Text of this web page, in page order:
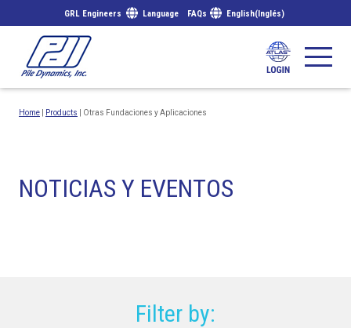
GRL Engineers Language FAQs English(Inglés)
Home Products Otras Fundaciones y Aplicaciones
NOTICIAS Y EVENTOS
Filter by: